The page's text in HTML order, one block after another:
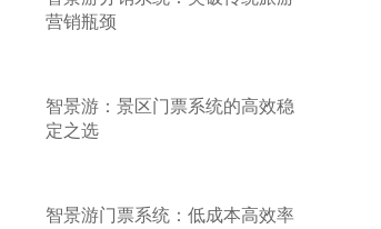
营销瓶颈
智景游：景区门票系统的高效稳
定之选
智景游门票系统：低成本高效率